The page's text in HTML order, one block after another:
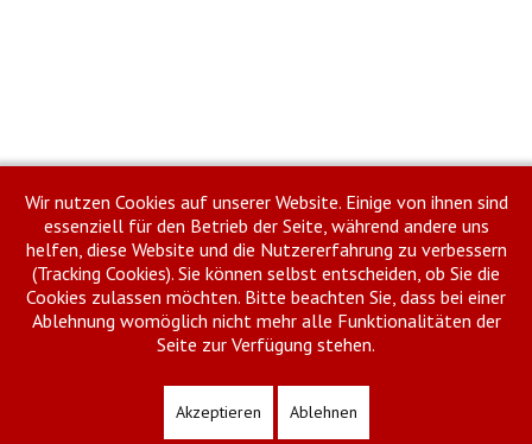
Drucken E-Mail
Zurück Weiter
Datenschutzhinweise Meldeportal Feuerwehr
Copyright © 2026 Kreisfeuerwehrverband Siegen-Wittgenstein. Alle Rechte
Wir nutzen Cookies auf unserer Website. Einige von ihnen sind
essenziell für den Betrieb der Seite, während andere uns
helfen, diese Website und die Nutzererfahrung zu verbessern
(Tracking Cookies). Sie können selbst entscheiden, ob Sie die
Cookies zulassen möchten. Bitte beachten Sie, dass bei einer
Ablehnung womöglich nicht mehr alle Funktionalitäten der
Seite zur Verfügung stehen.
Akzeptieren Ablehnen